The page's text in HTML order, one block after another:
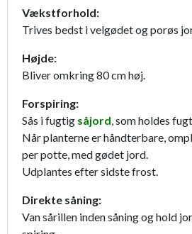
Vækstforhold:
Trives bedst i velgødet og porøs
Højde:
Bliver omkring 80 cm høj.
Forspiring:
Sås i fugtig såjord, som holdes
Når planterne er håndterbare,
per potte, med gødet jord.
Udplantes efter sidste frost.
Direkte såning:
Van sårillen inden såning og hold